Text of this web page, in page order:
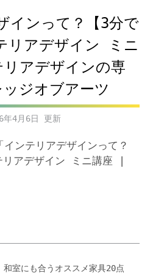
インって？【3分で
リアデザイン ミニ
アデザインの専
ジオブアーツ
年4月6日
ンテリアデザインって？
リアデザイン ミニ講座 |